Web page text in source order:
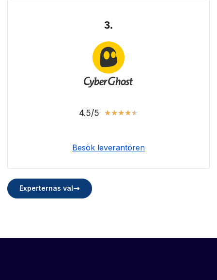
3.
4.5/5 ★★★★★
Besök leverantören
Experternas val